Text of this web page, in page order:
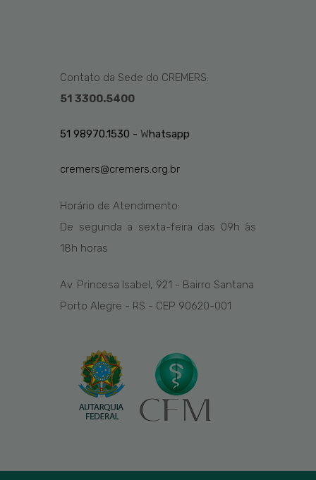
Contato da Sede do CREMERS:
51 3300.5400
51 98970.1530 - Whatsapp
cremers@cremers.org.br
Horário de Atendimento:
De segunda a sexta-feira das 09h às
18h horas
Av. Princesa Isabel, 921 - Bairro Santana
Porto Alegre - RS - CEP 90620-001